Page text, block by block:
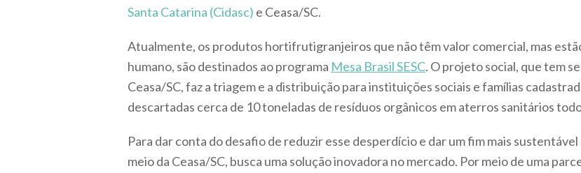
Santa Catarina (Cidasc) e Ceasa/SC.
Atualmente, os produtos hortifrutigranjeiros que não têm valor comercial, mas
humano, são destinados ao programa Mesa Brasil SESC. O projeto social, que tem
Ceasa/SC, faz a triagem e a distribuição para instituições sociais e famílias
descartadas cerca de 10 toneladas de resíduos orgânicos em aterros sanitários
Para dar conta do desafio de reduzir esse desperdício e dar um fim mais
meio da Ceasa/SC, busca uma solução inovadora no mercado. Por meio de uma